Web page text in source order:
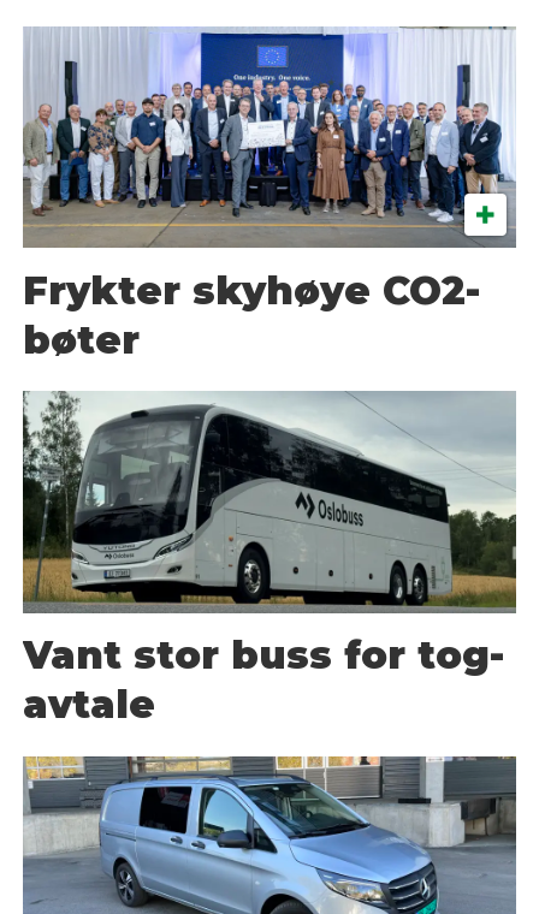
Frykter skyhøye CO2-
bøter
Vant stor buss for tog-
avtale